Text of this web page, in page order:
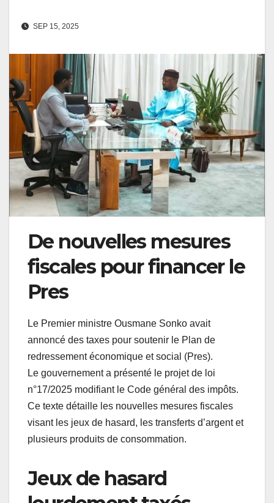
SEP 15, 2025
De nouvelles mesures
fiscales pour financer le
Pres
Le Premier ministre Ousmane Sonko avait
annoncé des taxes pour soutenir le Plan de
redressement économique et social (Pres).
Le gouvernement a présenté le projet de loi
n°17/2025 modifiant le Code général des impôts.
Ce texte détaille les nouvelles mesures fiscales
visant les jeux de hasard, les transferts d’argent et
plusieurs produits de consommation.
Jeux de hasard